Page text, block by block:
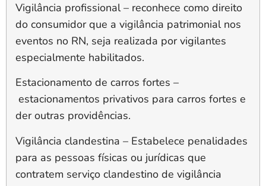
Vigilância profissional– reconhece como direito
do consumidor que a vigilância patrimonial nos
eventos no RN, seja realizada por vigilantes
especialmente habilitados.
Estacionamento de carros fortes –
estacionamentos privativos para carros fortes e
der outras providências.
Vigilância clandestina – Estabelece penalidades
para as pessoas físicas ou jurídicas que
contratem serviço clandestino de vigilância